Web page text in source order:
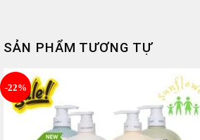
SẢN PHẨM TƯƠNG TỰ
-22%